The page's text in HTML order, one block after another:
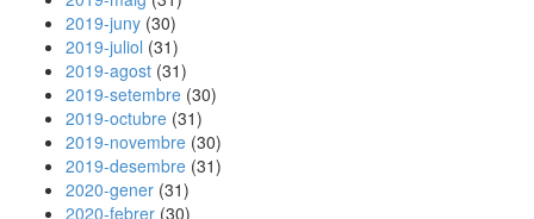
2019-juny (30)
2019-juliol (31)
2019-agost (31)
2019-setembre (30)
2019-octubre (31)
2019-novembre (30)
2019-desembre (31)
2020-gener (31)
2020-febrer (30)